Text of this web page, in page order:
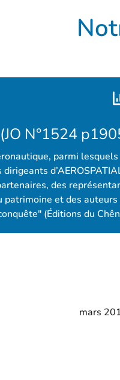
N°1524
parmi lesquels
des
patrimoine et des auteurs
(Éditions du
mars